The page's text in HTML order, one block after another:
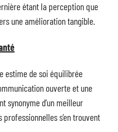
étant la perception que
une amélioration tangible.
estime de soi équilibrée
ouverte et une
synonyme d’un meilleur
s’en trouvent